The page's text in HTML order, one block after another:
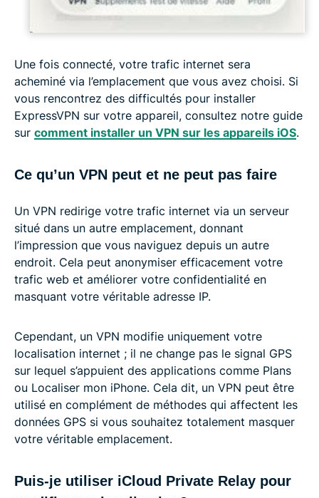
Une fois connecté, votre trafic internet sera
acheminé via l’emplacement que vous avez choisi. Si
vous rencontrez des difficultés pour installer
ExpressVPN sur votre appareil, consultez notre guide
sur comment installer un VPN sur les appareils iOS.
Ce qu’un VPN peut et ne peut pas faire
Un VPN redirige votre trafic internet via un serveur
situé dans un autre emplacement, donnant
l’impression que vous naviguez depuis un autre
endroit. Cela peut anonymiser efficacement votre
trafic web et améliorer votre confidentialité en
masquant votre véritable adresse IP.
Cependant, un VPN modifie uniquement votre
localisation internet ; il ne change pas le signal GPS
sur lequel s’appuient des applications comme Plans
ou Localiser mon iPhone. Cela dit, un VPN peut être
utilisé en complément de méthodes qui affectent les
données GPS si vous souhaitez totalement masquer
votre véritable emplacement.
Puis-je utiliser iCloud Private Relay pour